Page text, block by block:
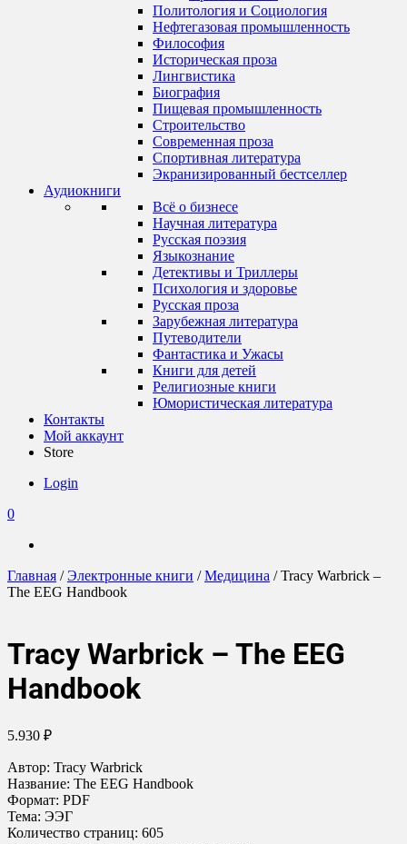
Политология и Социология
Нефтегазовая промышленность
Философия
Историческая проза
Лингвистика
Биография
Пищевая промышленность
Строительство
Современная проза
Спортивная литература
Экранизированный бестселлер
Аудиокниги
Всё о бизнесе
Научная литература
Русская поэзия
Языкознание
Детективы и Триллеры
Психология и здоровье
Русская проза
Зарубежная литература
Путеводители
Фантастика и Ужасы
Книги для детей
Религиозные книги
Юмористическая литература
Контакты
Мой аккаунт
Store
Login
0
Главная / Электронные книги /Медицина / Tracy Warbrick –
The EEG Handbook
Tracy Warbrick – The EEG
Handbook
5.930 ₽
Автор: Tracy Warbrick
Название: The EEG Handbook
Формат: PDF
Тема: ЭЭГ
Количество страниц: 605